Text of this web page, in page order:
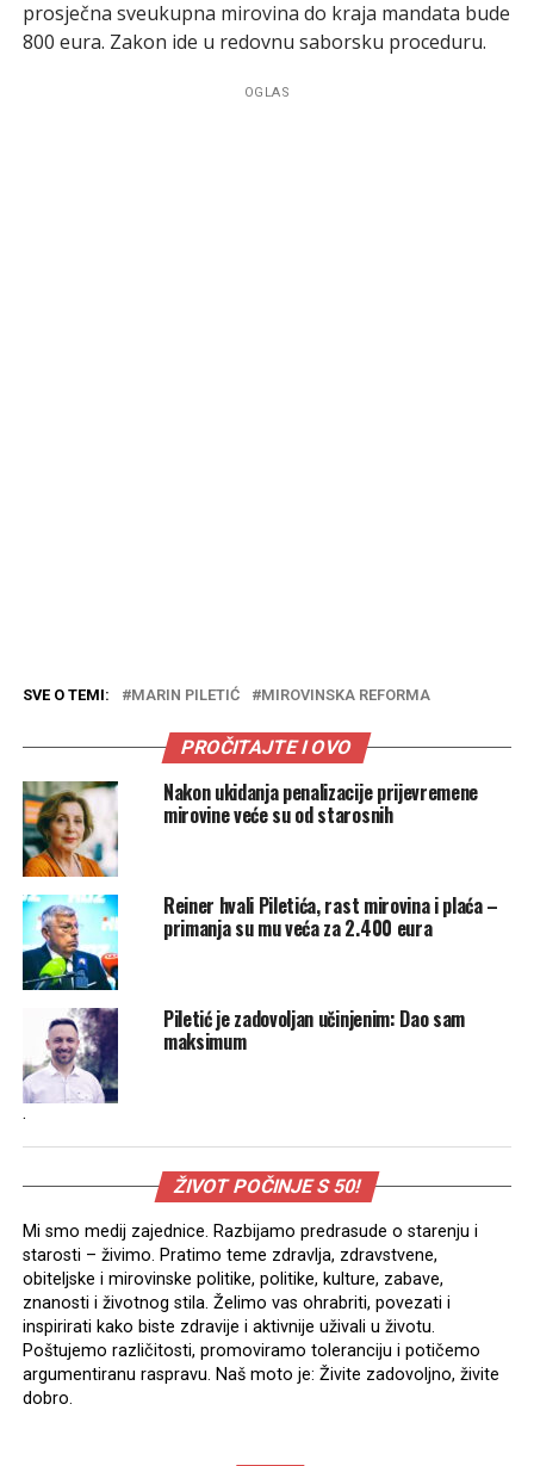
prosječna sveukupna mirovina do kraja mandata bude
800 eura. Zakon ide u redovnu saborsku proceduru.
OGLAS
SVE O TEMI: MARIN PILETIĆ MIROVINSKA REFORMA
PROČITAJTE I OVO
Nakon ukidanja penalizacije prijevremene
mirovine veće su od starosnih
Reiner hvali Piletića, rast mirovina i plaća –
primanja su mu veća za 2.400 eura
Piletić je zadovoljan učinjenim: Dao sam
maksimum
.
ŽIVOT POČINJE S 50!
Mi smo medij zajednice. Razbijamo predrasude o starenju i
starosti – živimo. Pratimo teme zdravlja, zdravstvene,
obiteljske i mirovinske politike, politike, kulture, zabave,
znanosti i životnog stila. Želimo vas ohrabriti, povezati i
inspirirati kako biste zdravije i aktivnije uživali u životu.
Poštujemo različitosti, promoviramo toleranciju i potičemo
argumentiranu raspravu. Naš moto je: Živite zadovoljno, živite
dobro.